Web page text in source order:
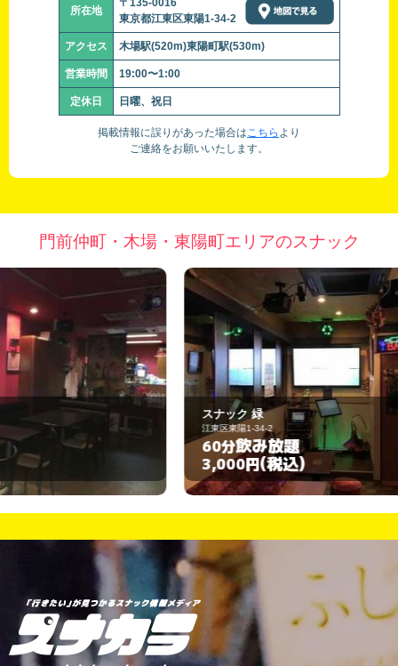
所在地
〒135-0016
東京都江東区東陽1-34-2
アクセス 木場駅(520m)東陽町駅(530m)
営業時間 19:00〜1:00
定休日 日曜、祝日
掲載情報に誤りがあった場合はこちら より
ご連絡をお願いいたします。
門前仲町・木場・東陽町エリアのスナック
スナック 緑
江東区東陽1-34-2
60分飲み放題
梓